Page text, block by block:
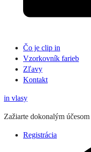
Čo je clip in
Vzorkovník farieb
Zľavy
Kontakt
in vlasy
Zažiarte dokonalým účesom
Registrácia